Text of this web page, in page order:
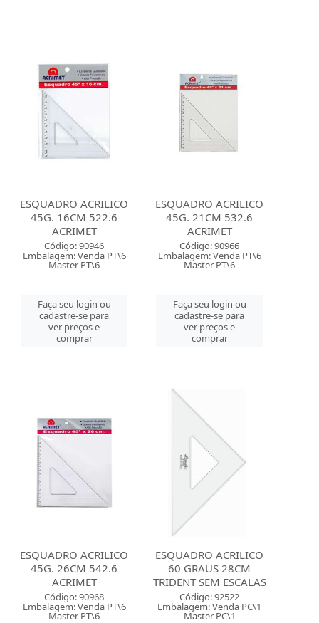
ESQUADRO ACRILICO
45G. 16CM 522.6
ACRIMET
Código: 90946
Embalagem: Venda PT\6
Master PT\6
Faça seu login ou
cadastre-se para
ver preços e
comprar
ESQUADRO ACRILICO
45G. 21CM 532.6
ACRIMET
Código: 90966
Embalagem: Venda PT\6
Master PT\6
Faça seu login ou
cadastre-se para
ver preços e
comprar
ESQUADRO ACRILICO
45G. 26CM 542.6
ACRIMET
Código: 90968
Embalagem: Venda PT\6
Master PT\6
ESQUADRO ACRILICO
60 GRAUS 28CM
TRIDENT SEM ESCALAS
Código: 92522
Embalagem: Venda PC\1
Master PC\1